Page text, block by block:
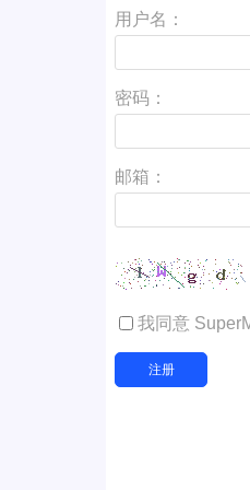
用户名：
密码：
邮箱：
我同意